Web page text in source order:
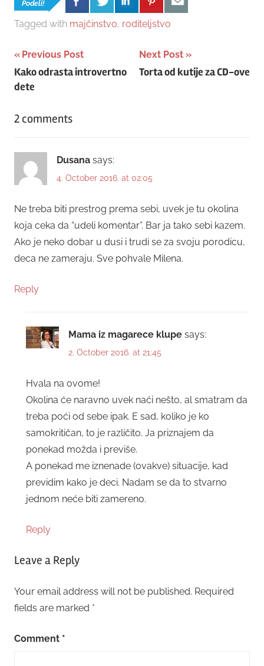
Podeli!
Tagged with majčinstvo, roditeljstvo
Post
navigation
Previous Post
Kako odrasta introvertno
dete
Next Post
Torta od kutije za CD-ove
2 comments
Dusana says:
4. October 2016. at 02:05
Ne treba biti prestrog prema sebi, uvek je tu okolina
koja ceka da “udeli komentar”. Bar ja tako sebi kazem.
Ako je neko dobar u dusi i trudi se za svoju porodicu,
deca ne zameraju. Sve pohvale Milena.
Reply
Mama iz magarece klupe says:
2. October 2016. at 21:45
Hvala na ovome!
Okolina će naravno uvek naći nešto, al smatram da
treba poći od sebe ipak. E sad, koliko je ko
samokritičan, to je različito. Ja priznajem da
ponekad možda i previše.
A ponekad me iznenade (ovakve) situacije, kad
previdim kako je deci. Nadam se da to stvarno
jednom neće biti zamereno.
Reply
Leave a Reply
Your email address will not be published. Required
fields are marked *
Comment *